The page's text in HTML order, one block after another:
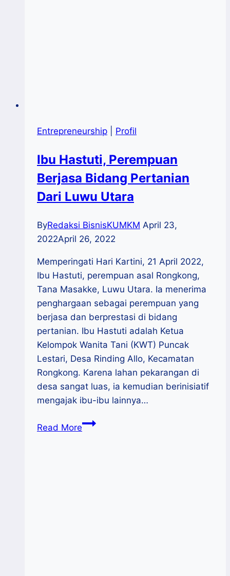
Entrepreneurship Profil
Ibu Hastuti, Perempuan
Berjasa Bidang Pertanian
Dari Luwu Utara
ByRedaksi BisnisKUMKM April 23,
2022April 26, 2022
Memperingati Hari Kartini, 21 April 2022,
Ibu Hastuti, perempuan asal Rongkong,
Tana Masakke, Luwu Utara. Ia menerima
penghargaan sebagai perempuan yang
berjasa dan berprestasi di bidang
pertanian. Ibu Hastuti adalah Ketua
Kelompok Wanita Tani (KWT) Puncak
Lestari, Desa Rinding Allo, Kecamatan
Rongkong. Karena lahan pekarangan di
desa sangat luas, ia kemudian berinisiatif
mengajak ibu-ibu lainnya…
Read MoreIbu